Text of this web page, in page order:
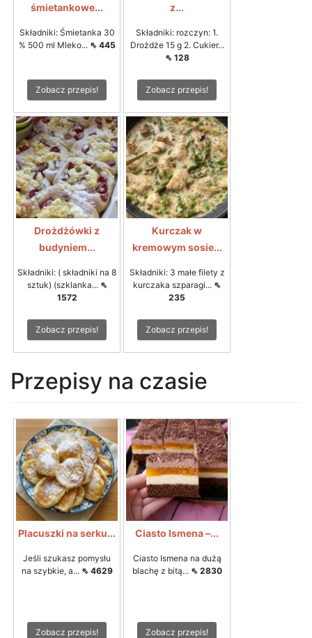
śmietankowe...
Składniki: Śmietanka 30
% 500 ml Mleko... ⇖ 445
Zobacz przepis!
z...
Składniki: rozczyn: 1.
Drożdże 15 g 2. Cukier...
⇖ 128
Zobacz przepis!
Drożdżówki z
budyniem...
Składniki: ( składniki na 8
sztuk) (szklanka... ⇖
1572
Zobacz przepis!
Kurczak w
kremowym sosie...
Składniki: 3 małe filety z
kurczaka szparagi... ⇖
235
Zobacz przepis!
Przepisy na czasie
Placuszki na serku...
Jeśli szukasz pomysłu
na szybkie, a... ⇖ 4629
Zobacz przepis!
Ciasto Ismena –...
Ciasto Ismena na dużą
blachę z bitą... ⇖ 2830
Zobacz przepis!